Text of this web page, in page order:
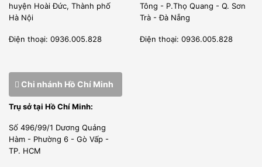
huyện Hoài Đức, Thành phố
Hà Nội
Điện thoại: 0936.005.828
Tông - P.Thọ Quang - Q. Sơn
Trà - Đà Nẵng
Điện thoại: 0936.005.828
Chi nhánh Hồ Chí Minh
Trụ sở tại Hồ Chí Minh:
Số 496/99/1 Dương Quảng
Hàm - Phường 6 - Gò Vấp -
TP. HCM